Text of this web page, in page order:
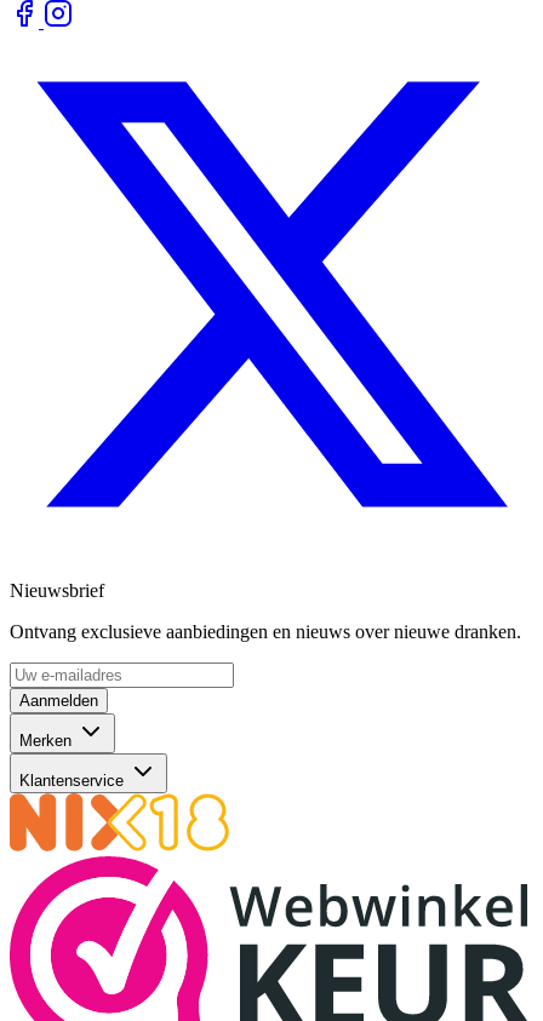
Nieuwsbrief
Ontvang exclusieve aanbiedingen en nieuws over nieuwe dranken.
Aanmelden
Merken
Klantenservice